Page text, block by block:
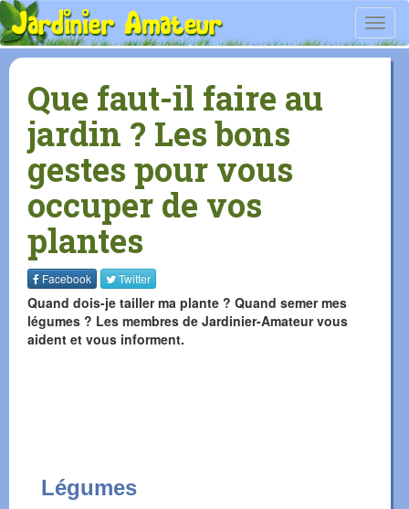
Que faut-il faire au
jardin ? Les bons
gestes pour vous
occuper de vos
plantes
Facebook Twitter
Quand dois-je tailler ma plante ? Quand semer mes
légumes ? Les membres de Jardinier-Amateur vous
aident et vous informent.
Légumes